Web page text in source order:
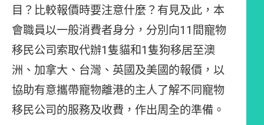
目？比較報價時要注意什麼？有見及此，本
會職員以一般消費者身分，分別向11間寵物
移民公司索取代辦1隻貓和1隻狗移居至澳
洲、加拿大、台灣、英國及美國的報價，以
協助有意攜帶寵物離港的主人了解不同寵物
移民公司的服務及收費，作出周全的準備。